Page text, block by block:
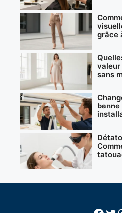
grâce
valeur
sans
banne